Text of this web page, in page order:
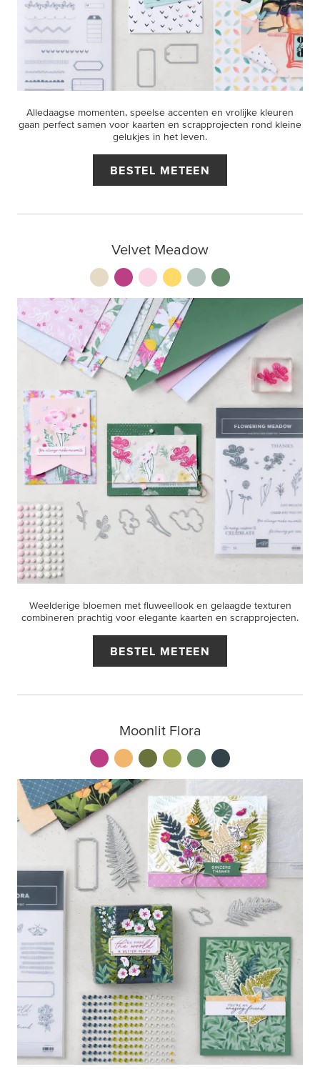
Alledaagse momenten, speelse accenten en vrolijke kleuren
gaan perfect samen voor kaarten en scrapprojecten rond kleine
gelukjes in het leven.
BESTEL METEEN
Velvet Meadow
Weelderige bloemen met fluweellook en gelaagde texturen
combineren prachtig voor elegante kaarten en scrapprojecten.
BESTEL METEEN
Moonlit Flora